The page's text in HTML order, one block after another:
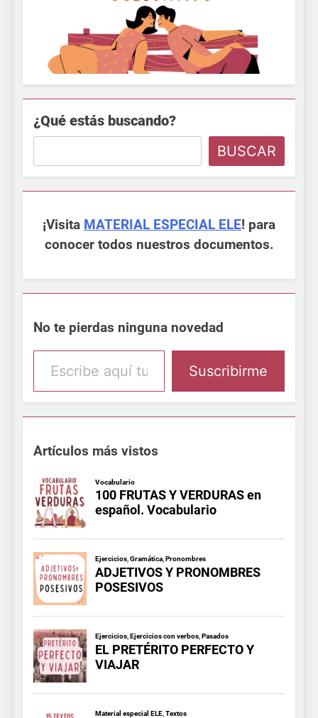
¿Qué estás buscando?
BUSCAR
¡Visita MATERIAL ESPECIAL ELE! para
conocer todos nuestros documentos.
No te pierdas ninguna novedad
Escribe aquí tu email
Suscribirme
Artículos más vistos